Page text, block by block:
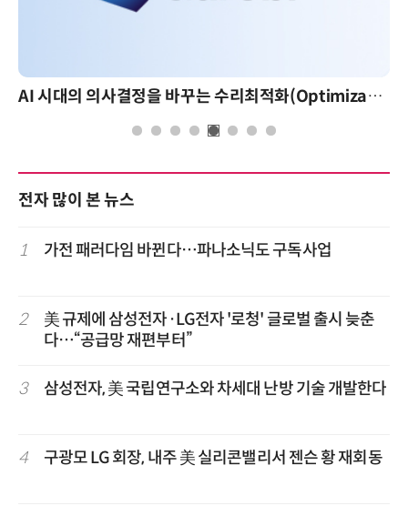
AI 시대의 의사결정을 바꾸는 수리최적화(Optimization): 실제 산업 적용 사례와 활용 전략
전자 많이 본 뉴스
1 가전 패러다임 바뀐다…파나소닉도 구독사업
2
美 규제에 삼성전자·LG전자 '로청' 글로벌 출시 늦춘
다…“공급망 재편부터”
3 삼성전자, 美 국립연구소와 차세대 난방 기술 개발한다
4 구광모 LG 회장, 내주 美 실리콘밸리서 젠슨 황 재회동